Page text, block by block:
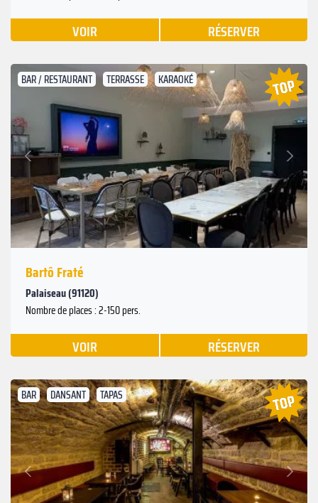
VOIR RÉSERVER
BAR / RESTAURANT TERRASSE KARAOKÉ
Précédent
Suivant
Bartô Fraté
Palaiseau (91120)
Nombre de places : 2-150 pers.
VOIR RÉSERVER
BAR DANSANT TAPAS
Précédent
Suivant